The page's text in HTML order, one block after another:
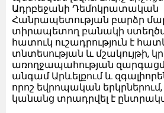
Ադրբեջանի Դեմոկրատական
Հանրապետության բարձր
տիրապետող բանակի
հատուկ ուշադրություն է
տնտեսության և մշակույթի,
առողջապահության
անգամ Արևելքում և
որոշ եվրոպական
կանանց տրադրվել է